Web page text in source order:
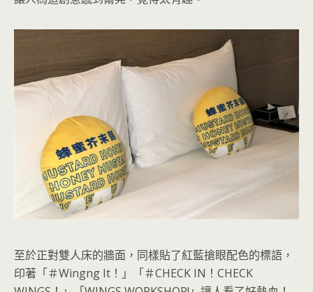
至於正對雙人床的牆面，同樣貼了紅藍搶眼配色的標語，
印著「＃Wingng It！」「＃CHECK IN！CHECK